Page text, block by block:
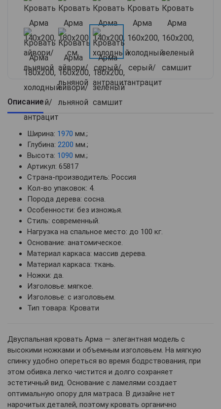
Описание
Ширина: 1970 мм.;
Глубина: 2200 мм.;
Высота: 1090 мм.;
Артикул: 65817
Страна-производитель: Россия
Кол-во упаковок: 4.
Порода дерева: сосна.
Особенности: без изножья.
Стиль: современный.
Нагрузка на спальное место: до 100 кг.
Основание: анатомическое.
Материал каркаса: массив дерева.
Материал каркаса: ткань.
Ножки: да.
Изголовье: мягкое.
Изголовье: с изголовьем.
Тип товара: Кровати
Двуспальная кровать Арма — элегантная модель с
высокими ножками и объемным изголовьем. На мягкую
спинку удобно опереться во время бодрствования, при
этом обивка легко чистится и долго сохраняет
эстетичный вид. Основание с ламелями создает
оптимальную опору для матраса. В дизайне нет
нарочитых деталей, поэтому кровать органично